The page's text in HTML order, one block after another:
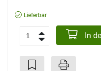
Lieferbar
In